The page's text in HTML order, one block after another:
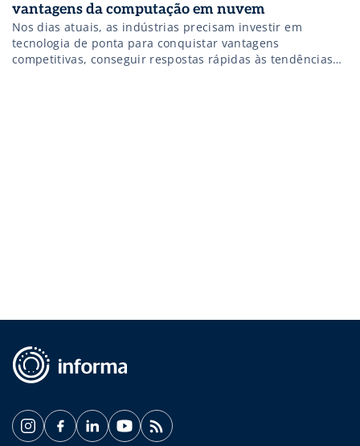
vantagens da computação em nuvem
Nos dias atuais, as indústrias precisam investir em
tecnologia de ponta para conquistar vantagens
competitivas, conseguir respostas rápidas às tendências